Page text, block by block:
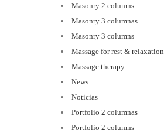
Masonry 2 columns
Masonry 3 columnas
Masonry 3 columns
Massage for rest & relaxation
Massage therapy
News
Noticias
Portfolio 2 columnas
Portfolio 2 columns